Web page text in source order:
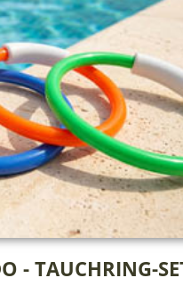
- TAUCHRING-